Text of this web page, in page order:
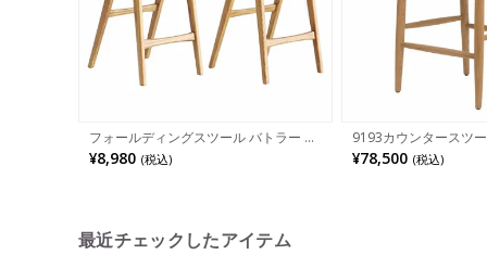
フォールディングスツール バトラー 折
りたたみチェア 布張り 合成皮革 コーデ
ュロイ 軽量 カウンターチェア 椅子 カ
¥8,980 (税込)
9193カウンタースツ
65cm スカンディナヴ
ッドオーク ペーパー
¥78,500 (税込)
最近チェックしたアイテム